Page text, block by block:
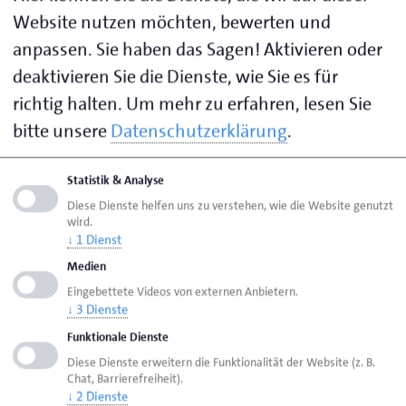
Ausbildung der Ausbilder / Abendlehrgang und
Online
Erwachsenenweiterbildung
Geprüfter Kaufmännischer Fachwirt / Online-
Lehrgang
Meister-Bafög
Meistervorbereitung Teil III - Abendlehrgang und
Online
Meistervorbereitungskurse (Bäcker und Konditor)
Weiterbildungslehrgänge
Überbetriebliche Lehrlingsunterweisung (Maler
und Lackierer)
Website nutzen möchten, bewerten und
anpassen. Sie haben das Sagen! Aktivieren oder
deaktivieren Sie die Dienste, wie Sie es für
richtig halten. Um mehr zu erfahren, lesen Sie
bitte unsereDatenschutzerklärung.
Statistik & Analyse
Diese Dienste helfen uns zu verstehen, wie die Website genutzt
wird.
↓ 1 Dienst
Medien
Eingebettete Videos von externen Anbietern.
↓ 3 Dienste
Funktionale Dienste
Diese Dienste erweitern die Funktionalität der Website (z. B.
Chat, Barrierefreiheit).
↓ 2 Dienste